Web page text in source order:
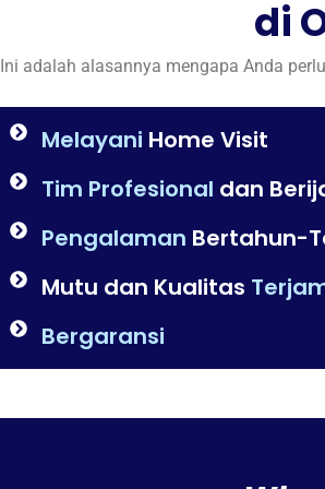
di
Ini adalah alasannya mengapa Anda
Melayani Home Visit
Tim Profesional dan
Pengalaman Bertahun-
Mutu dan Kualitas
Bergaransi